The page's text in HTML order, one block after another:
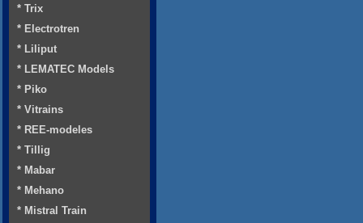
* Trix
* Electrotren
* Liliput
* LEMATEC Models
* Piko
* Vitrains
* REE-modeles
* Tillig
* Mabar
* Mehano
* Mistral Train